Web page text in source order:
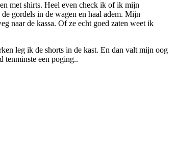
met shirts. Heel even check ik of ik mijn
gordels in de wagen en haal adem. Mijn
naar de kassa. Of ze echt goed zaten weet ik
leg ik de shorts in de kast. En dan valt mijn oog
tenminste een poging..